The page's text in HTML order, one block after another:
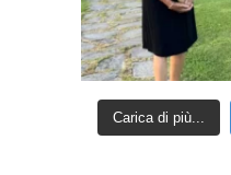
Carica di più...